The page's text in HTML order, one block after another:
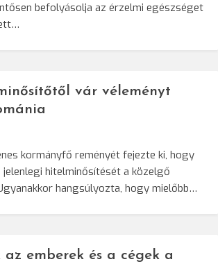
befolyásolja az érzelmi egészséget
vár véleményt
kormányfő reményét fejezte ki, hogy
jelenlegi hitelminősítését a közelgő
hangsúlyozta, hogy mielőbb…
az emberek és a cégek a